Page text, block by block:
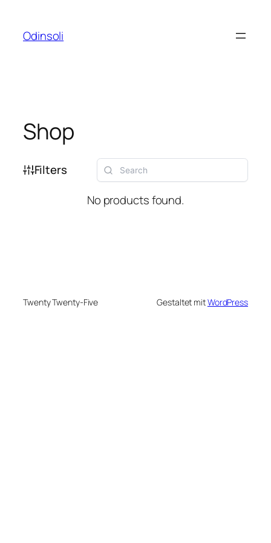
springen
Odinsoli
Shop
Filters
No products found.
Twenty Twenty-Five Gestaltet mitWordPress